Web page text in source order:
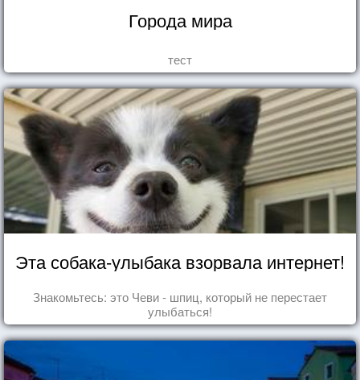
Города мира
тест
Эта собака-улыбака взорвала интернет!
Знакомьтесь: это Чеви - шпиц, который не перестает
улыбаться!